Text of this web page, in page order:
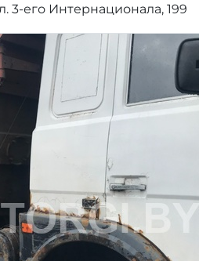
3-его Интернационала, 199